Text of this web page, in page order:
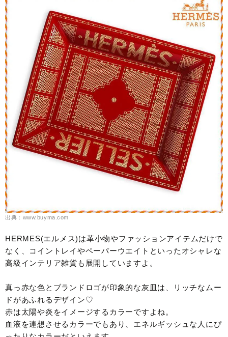
出典：www.buyma.com
HERMES(エルメス)は革小物やファッションアイテムだけで
なく、コイントレイやペーパーウエイトといったオシャレな
高級インテリア雑貨も展開していますよ。
真っ赤な色とブランドロゴが印象的な灰皿は、リッチなムー
ドがあふれるデザイン♡
赤は太陽や炎をイメージするカラーですよね。
血液を連想させるカラーでもあり、エネルギッシュな人にぴ